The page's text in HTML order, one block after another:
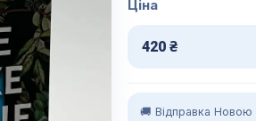
Ціна
420 ₴
🚚 Відправка Новою